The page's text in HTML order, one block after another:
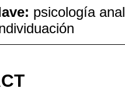
psicología